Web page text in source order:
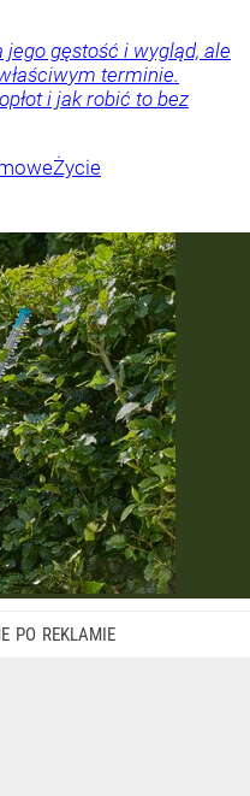
gęstość i wygląd, ale
terminie.
i jak robić to bez
Życie